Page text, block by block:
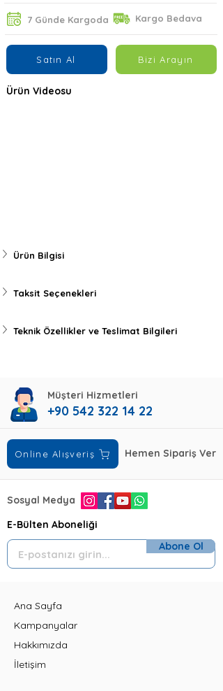
7 Günde Kargoda Kargo Bedava
Satın Al Bizi Arayın
Ürün Videosu
Ürün Bilgisi
Taksit Seçenekleri
Teknik Özellikler ve Teslimat Bilgileri
Müşteri Hizmetleri
+90 542 322 14 22
Online Alışveriş Hemen Sipariş Ver
Sosyal Medya
E-Bülten Aboneliği
Abone Ol
Ana Sayfa
Kampanyalar
Hakkımızda
İletişim